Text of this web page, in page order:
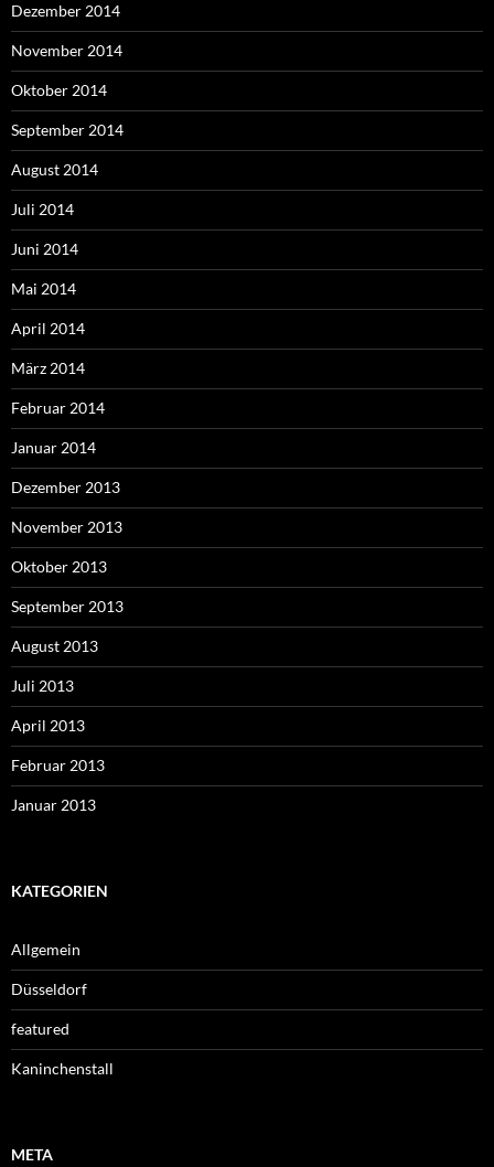
Dezember 2014
November 2014
Oktober 2014
September 2014
August 2014
Juli 2014
Juni 2014
Mai 2014
April 2014
März 2014
Februar 2014
Januar 2014
Dezember 2013
November 2013
Oktober 2013
September 2013
August 2013
Juli 2013
April 2013
Februar 2013
Januar 2013
KATEGORIEN
Allgemein
Düsseldorf
featured
Kaninchenstall
META